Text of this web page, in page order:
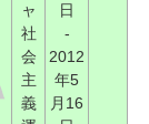
ャ
社
会
主
義
日
-
2012
年5
月16